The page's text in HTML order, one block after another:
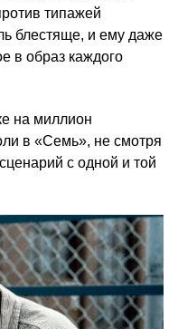
типажей
блестяще, и ему даже
в образ каждого
на миллион
в «Семь», не смотря
с одной и той